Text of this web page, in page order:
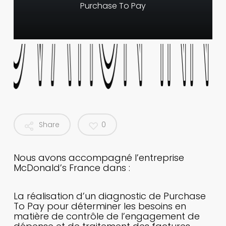
Purchase To Pay
Share 0
Nous avons accompagné l’entreprise
McDonald’s France dans :
La réalisation d’un diagnostic de Purchase
To Pay pour déterminer les besoins en
matière de contrôle de l’engagement de